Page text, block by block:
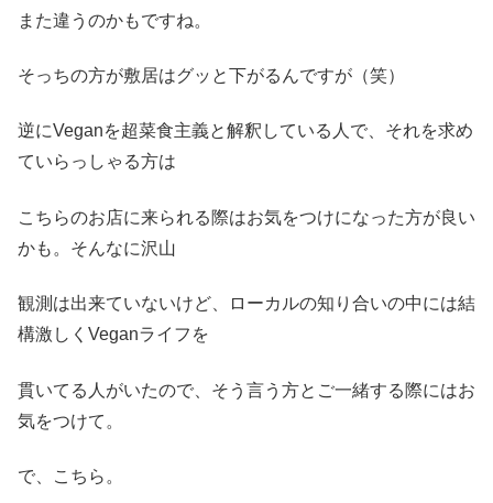
また違うのかもですね。
そっちの方が敷居はグッと下がるんですが（笑）
逆にVeganを超菜食主義と解釈している人で、それを求め
ていらっしゃる方は
こちらのお店に来られる際はお気をつけになった方が良い
かも。そんなに沢山
観測は出来ていないけど、ローカルの知り合いの中には結
構激しくVeganライフを
貫いてる人がいたので、そう言う方とご一緒する際にはお
気をつけて。
で、こちら。